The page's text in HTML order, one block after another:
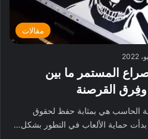
مقالات
المستمر ما بين
القرصنة
الحاسب هي بمثابة حفظ لحقوق
بدأت حماية الألعاب في التطور بشكل…